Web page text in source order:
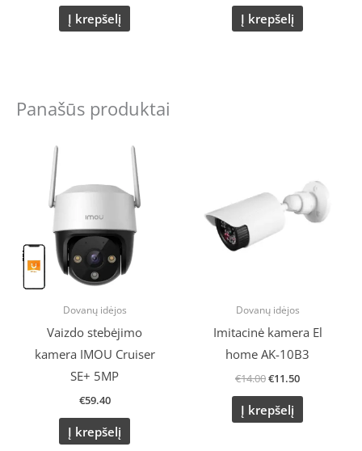
Į krepšelį Į krepšelį
Panašūs produktai
Dovanų idėjos
Vaizdo stebėjimo
kamera IMOU Cruiser
SE+ 5MP
€59.40
Į krepšelį
Dovanų idėjos
Imitacinė kamera El
home AK-10B3
€14.00€11.50
€11.50.
Į krepšelį